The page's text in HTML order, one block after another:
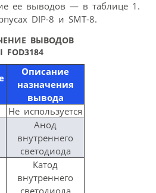
ее выводов — в таблице 1.
DIP-8 и SMT-8.
ВЫВОДОВ
Описание
назначения
вывода
Не используется
Анод
внутреннего
светодиода
Катод
внутреннего
светодиода